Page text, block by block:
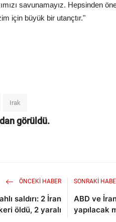
savunamayız. Hepsinden
için büyük bir utançtır."
Irak
görüldü.
ÖNCEKI HABER
saldırı: 2 İran
öldü, 2 yaralı
SONRAKI
ABD ve
yapılacak